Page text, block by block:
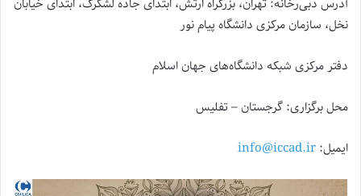
آدرس دبی‌‌رخانه: تهران، بزرگراه ارتش، ابتدای جاده لشگرک، ابتدای خیابان
نخل، سازمان مرکزی دانشگاه پیام نور
دفتر مرکزی شبکه دانشگاه‌های جهان اسلام
محل برگزاری‌‌: گرجستان – تفلیس
ایمیل: info@iccad.ir